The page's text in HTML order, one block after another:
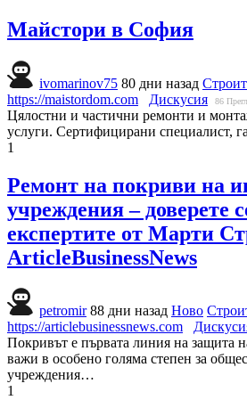
Майстори в София
ivomarinov75 80 дни назад
https://maistordom.com
Дискусия 86
Цялостни и частични ремонти и
услуги. Сертифицирани специалист,
1
Ремонт на покриви на
учреждения – доверете
експертите от Марти
ArticleBusinessNews
petromir 88 дни назад Ново
https://articlebusinessnews.com
Покривът е първата линия на защита
важи в особено голяма степен за
учреждения…
1